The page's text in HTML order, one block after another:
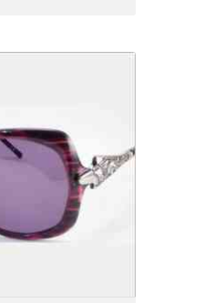
Ženski model
Linija: Furia Luxury
Okvir: Celulozni acetat
Leće: Urban soft gradual
40% - 85%